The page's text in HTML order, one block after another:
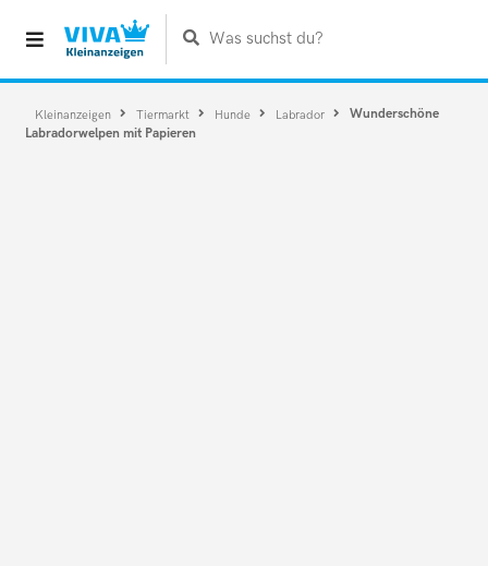
Was suchst du?
Kleinanzeigen Tiermarkt Hunde Labrador
Wunderschöne
Labradorwelpen mit Papieren